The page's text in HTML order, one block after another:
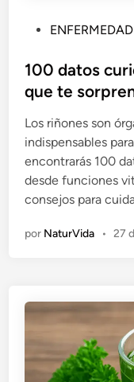
b
l
c
a
d
o
e
100 datos
que te
Los riñones son
indispensables
encontrarás 100
desde funciones
consejos para
por NaturVida • 27